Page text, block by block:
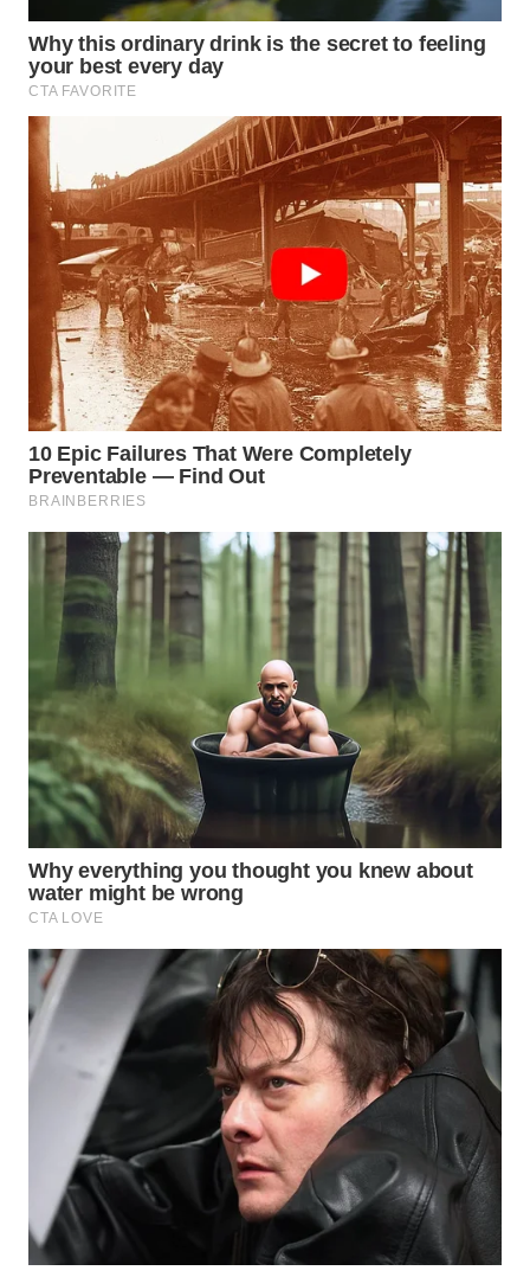
WN
NIAS
LANGKAT
WN
TAPANULI
SELATAN
WN
TANJUNG
LESUNG
WN
KARO
WN
SIMALUNGUN
WN
LABUHANBATU
WN
TAPANULI
TENGAH
WN DELI
SERDANG
WN
TEBING
PAKPAK
WN
KARAWANG
WN
BEKASI
WN